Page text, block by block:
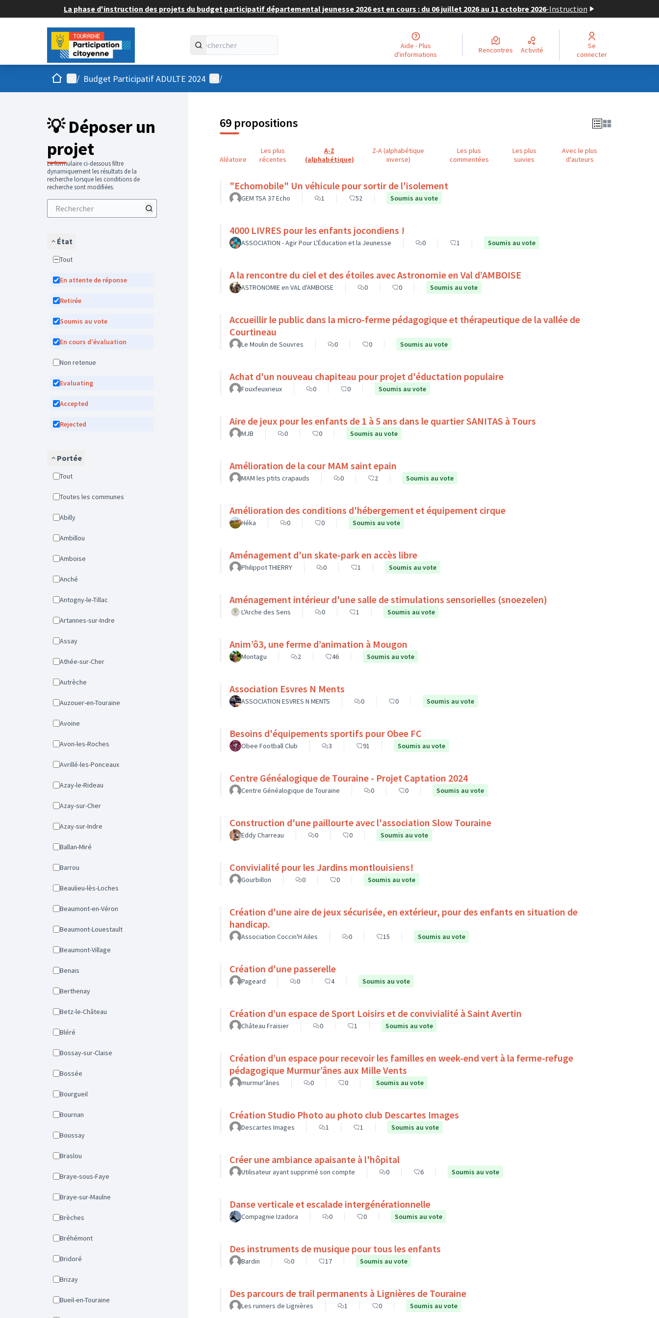
La phase d'instruction des projets du budget participatif départemental jeunesse 2026 est en cours : du 06 juillet 2026 au 11 octobre 2026-Instruction
Aide - Plus
d'informations
Rencontres Activité
Se
connecter
AccueilMenu principal
/ Budget Participatif ADULTE 2024 Menu utilisateur
/
💡 Déposer un
projet
Le formulaire ci-dessous filtre
dynamiquement les résultats de la
recherche lorsque les conditions de
recherche sont modifiées.
État
Tout
En attente de réponse
Retirée
Soumis au vote
En cours d'évaluation
Non retenue
Evaluating
Accepted
Rejected
Portée
Tout
Toutes les communes
Abilly
Ambillou
Amboise
Anché
Antogny-le-Tillac
Artannes-sur-Indre
Assay
Athée-sur-Cher
Autrèche
Auzouer-en-Touraine
Avoine
Avon-les-Roches
Avrillé-les-Ponceaux
Azay-le-Rideau
Azay-sur-Cher
Azay-sur-Indre
Ballan-Miré
Barrou
Beaulieu-lès-Loches
Beaumont-en-Véron
Beaumont-Louestault
Beaumont-Village
Benais
Berthenay
Betz-le-Château
Bléré
Bossay-sur-Claise
Bossée
Bourgueil
Bournan
Boussay
Braslou
Braye-sous-Faye
Braye-sur-Maulne
Brèches
Bréhémont
Bridoré
Brizay
Bueil-en-Touraine
69 propositions
Aléatoire
Les plus
récentes
A-Z
(alphabétique)
Z-A (alphabétique
inverse)
Les plus
commentées
Les plus
suivies
Avec le plus
d'auteurs
"Echomobile" Un véhicule pour sortir de l'isolement
GEM TSA 37 Echo 1 52 Soumis au vote
4000 LIVRES pour les enfants jocondiens !
ASSOCIATION - Agir Pour L'Éducation et la Jeunesse 0 1 Soumis au vote
A la rencontre du ciel et des étoiles avec Astronomie en Val d’AMBOISE
ASTRONOMIE en VAL d'AMBOISE 0 0 Soumis au vote
Accueillir le public dans la micro-ferme pédagogique et thérapeutique de la vallée de
Courtineau
Le Moulin de Souvres 0 0 Soumis au vote
Achat d'un nouveau chapiteau pour projet d'éductation populaire
Fouxfeuxrieux 0 0 Soumis au vote
Aire de jeux pour les enfants de 1 à 5 ans dans le quartier SANITAS à Tours
MJB 0 0 Soumis au vote
Amélioration de la cour MAM saint epain
MAM les ptits crapauds 0 2 Soumis au vote
Amélioration des conditions d'hébergement et équipement cirque
Héka 0 0 Soumis au vote
Aménagement d'un skate-park en accès libre
Philippot THIERRY 0 1 Soumis au vote
Aménagement intérieur d'une salle de stimulations sensorielles (snoezelen)
L'Arche des Sens 0 1 Soumis au vote
Anim’ô3, une ferme d’animation à Mougon
Montagu 2 46 Soumis au vote
Association Esvres N Ments
ASSOCIATION ESVRES N MENTS 0 0 Soumis au vote
Besoins d'équipements sportifs pour Obee FC
Obee Football Club 3 91 Soumis au vote
Centre Généalogique de Touraine - Projet Captation 2024
Centre Généalogique de Touraine 0 0 Soumis au vote
Construction d'une paillourte avec l'association Slow Touraine
Eddy Charreau 0 0 Soumis au vote
Convivialité pour les Jardins montlouisiens!
Gourbillon 0 0 Soumis au vote
Création d'une aire de jeux sécurisée, en extérieur, pour des enfants en situation de
handicap.
Association Coccin'H Ailes 0 15 Soumis au vote
Création d'une passerelle
Pageard 0 4 Soumis au vote
Création d’un espace de Sport Loisirs et de convivialité à Saint Avertin
Château Fraisier 0 1 Soumis au vote
Création d’un espace pour recevoir les familles en week-end vert à la ferme-refuge
pédagogique Murmur’ânes aux Mille Vents
murmur'ânes 0 0 Soumis au vote
Création Studio Photo au photo club Descartes Images
Descartes Images 1 1 Soumis au vote
Créer une ambiance apaisante à l'hôpital
Utilisateur ayant supprimé son compte 0 6 Soumis au vote
Danse verticale et escalade intergénérationnelle
Compagnie Izadora 0 0 Soumis au vote
Des instruments de musique pour tous les enfants
Bardin 0 17 Soumis au vote
Des parcours de trail permanents à Lignières de Touraine
Les runners de Lignières 1 0 Soumis au vote